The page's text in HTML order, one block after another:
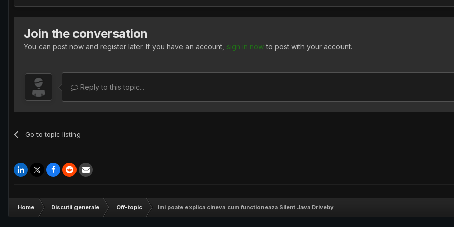
Join the conversation
You can post now and register later. If you have an account, sign in nowto post with your account.
Reply to this topic...
Go to topic listing
Home Discutii generale Off-topic Imi poate explica cineva cum functioneaza Silent Java Driveby